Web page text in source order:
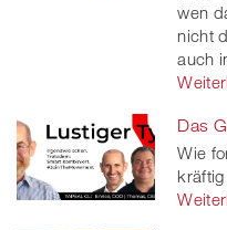
wen
nicht
auch
Das
Wie